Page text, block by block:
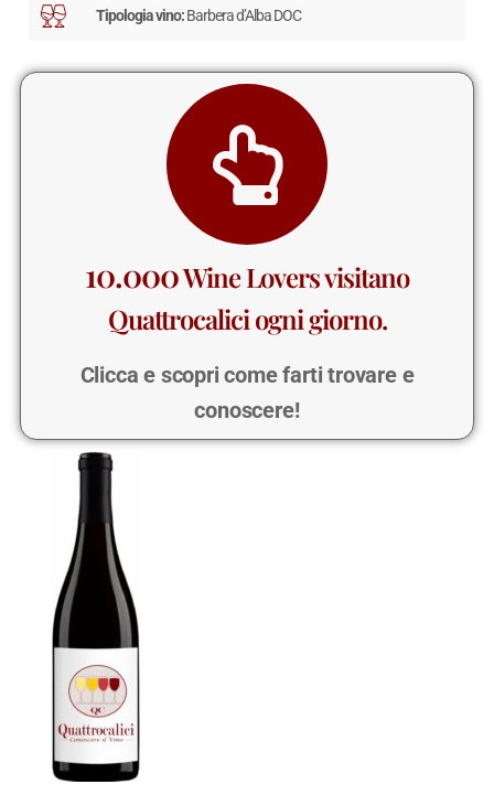
Tipologia vino:Barbera d’Alba DOC
10.000Wine Lovers visitano
Quattrocalici ogni giorno.
Clicca e scopri come farti trovare e
conoscere!